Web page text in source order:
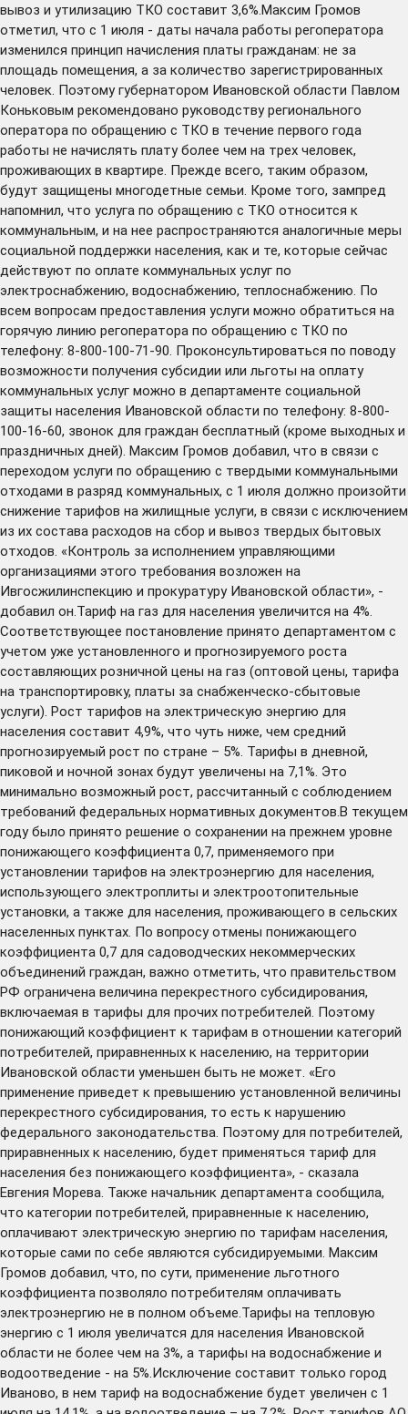
вывоз и утилизацию ТКО составит 3,6%.Максим Громов
отметил, что с 1 июля - даты начала работы регоператора
изменился принцип начисления платы гражданам: не за
площадь помещения, а за количество зарегистрированных
человек. Поэтому губернатором Ивановской области Павлом
Коньковым рекомендовано руководству регионального
оператора по обращению с ТКО в течение первого года
работы не начислять плату более чем на трех человек,
проживающих в квартире. Прежде всего, таким образом,
будут защищены многодетные семьи. Кроме того, зампред
напомнил, что услуга по обращению с ТКО относится к
коммунальным, и на нее распространяются аналогичные меры
социальной поддержки населения, как и те, которые сейчас
действуют по оплате коммунальных услуг по
электроснабжению, водоснабжению, теплоснабжению. По
всем вопросам предоставления услуги можно обратиться на
горячую линию регоператора по обращению с ТКО по
телефону: 8-800-100-71-90. Проконсультироваться по поводу
возможности получения субсидии или льготы на оплату
коммунальных услуг можно в департаменте социальной
защиты населения Ивановской области по телефону: 8-800-
100-16-60, звонок для граждан бесплатный (кроме выходных и
праздничных дней). Максим Громов добавил, что в связи с
переходом услуги по обращению с твердыми коммунальными
отходами в разряд коммунальных, с 1 июля должно произойти
снижение тарифов на жилищные услуги, в связи с исключением
из их состава расходов на сбор и вывоз твердых бытовых
отходов. «Контроль за исполнением управляющими
организациями этого требования возложен на
Ивгосжилинспекцию и прокуратуру Ивановской области», -
добавил он.Тариф на газ для населения увеличится на 4%.
Соответствующее постановление принято департаментом с
учетом уже установленного и прогнозируемого роста
составляющих розничной цены на газ (оптовой цены, тарифа
на транспортировку, платы за снабженческо-сбытовые
услуги). Рост тарифов на электрическую энергию для
населения составит 4,9%, что чуть ниже, чем средний
прогнозируемый рост по стране – 5%. Тарифы в дневной,
пиковой и ночной зонах будут увеличены на 7,1%. Это
минимально возможный рост, рассчитанный с соблюдением
требований федеральных нормативных документов.В текущем
году было принято решение о сохранении на прежнем уровне
понижающего коэффициента 0,7, применяемого при
установлении тарифов на электроэнергию для населения,
использующего электроплиты и электроотопительные
установки, а также для населения, проживающего в сельских
населенных пунктах. По вопросу отмены понижающего
коэффициента 0,7 для садоводческих некоммерческих
объединений граждан, важно отметить, что правительством
РФ ограничена величина перекрестного субсидирования,
включаемая в тарифы для прочих потребителей. Поэтому
понижающий коэффициент к тарифам в отношении категорий
потребителей, приравненных к населению, на территории
Ивановской области уменьшен быть не может. «Его
применение приведет к превышению установленной величины
перекрестного субсидирования, то есть к нарушению
федерального законодательства. Поэтому для потребителей,
приравненных к населению, будет применяться тариф для
населения без понижающего коэффициента», - сказала
Евгения Морева. Также начальник департамента сообщила,
что категории потребителей, приравненные к населению,
оплачивают электрическую энергию по тарифам населения,
которые сами по себе являются субсидируемыми. Максим
Громов добавил, что, по сути, применение льготного
коэффициента позволяло потребителям оплачивать
электроэнергию не в полном объеме.Тарифы на тепловую
энергию с 1 июля увеличатся для населения Ивановской
области не более чем на 3%, а тарифы на водоснабжение и
водоотведение - на 5%.Исключение составит только город
Иваново, в нем тариф на водоснабжение будет увеличен с 1